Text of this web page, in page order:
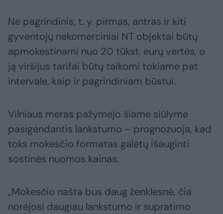
Ne pagrindinis, t. y. pirmas, antras ir kiti
gyventojų nekomerciniai NT objektai būtų
apmokestinami nuo 20 tūkst. eurų vertės, o
ją viršijus tarifai būtų taikomi tokiame pat
intervale, kaip ir pagrindiniam būstui.
Vilniaus meras pažymėjo šiame siūlyme
pasigendantis lankstumo – prognozuoja, kad
toks mokesčio formatas galėtų išauginti
sostinės nuomos kainas.
„Mokesčio našta bus daug ženklesnė, čia
norėjosi daugiau lankstumo ir supratimo